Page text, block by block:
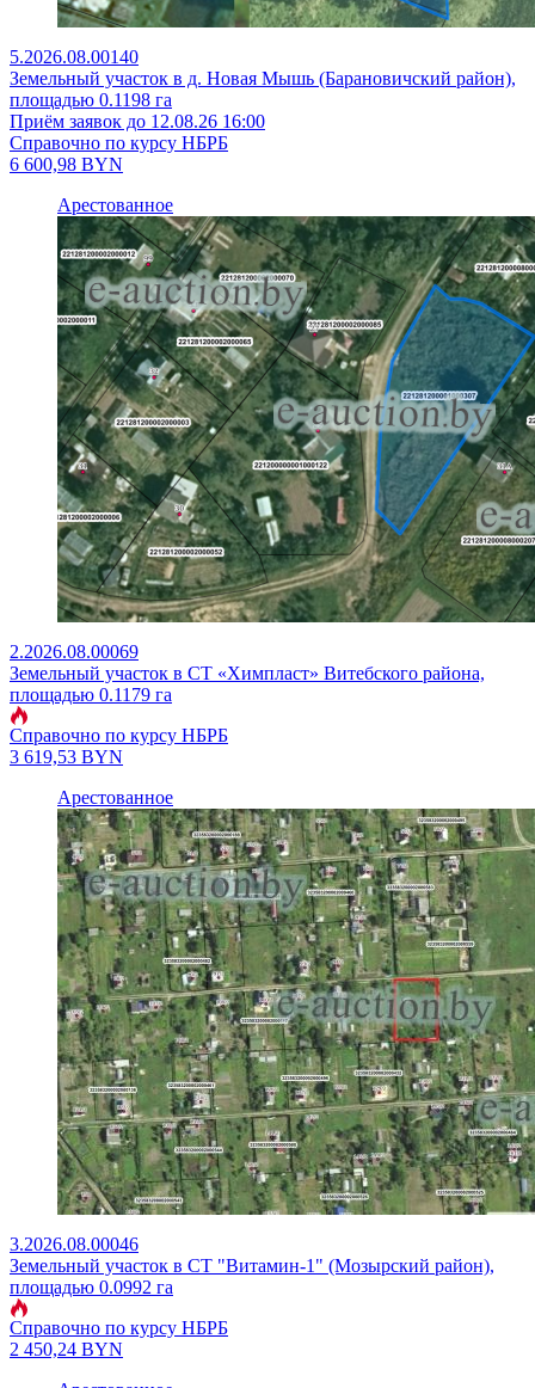
5.2026.08.00140
Земельный участок в д. Новая Мышь (Барановичский район),
площадью 0.1198 га
Приём заявок до 12.08.26 16:00
Справочно по курсу НБРБ
6 600,98 BYN
Арестованное
2.2026.08.00069
Земельный участок в СТ «Химпласт» Витебского района,
площадью 0.1179 га
Справочно по курсу НБРБ
3 619,53 BYN
Арестованное
3.2026.08.00046
Земельный участок в СТ "Витамин-1" (Мозырский район),
площадью 0.0992 га
Справочно по курсу НБРБ
2 450,24 BYN